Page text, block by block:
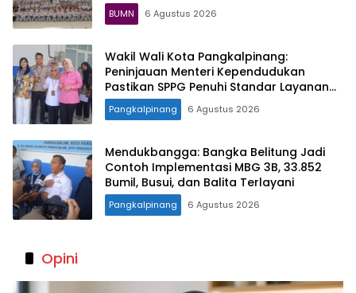
BUMN 6 Agustus 2026
Wakil Wali Kota Pangkalpinang:
Peninjauan Menteri Kependudukan
Pastikan SPPG Penuhi Standar Layanan
MBG
Pangkalpinang 6 Agustus 2026
Mendukbangga: Bangka Belitung Jadi
Contoh Implementasi MBG 3B, 33.852
Bumil, Busui, dan Balita Terlayani
Pangkalpinang 6 Agustus 2026
Opini